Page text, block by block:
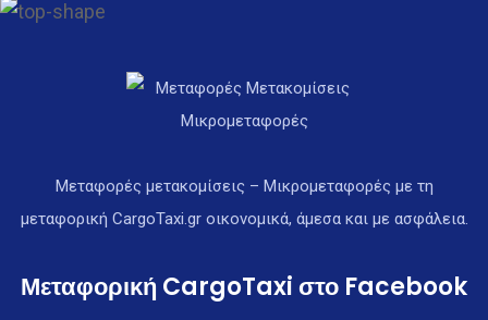
Μεταφορές μετακομίσεις – Μικρομεταφορές με τη
μεταφορική CargoTaxi.gr οικονομικά, άμεσα και με ασφάλεια.
Μεταφορική CargoTaxi στο Facebook